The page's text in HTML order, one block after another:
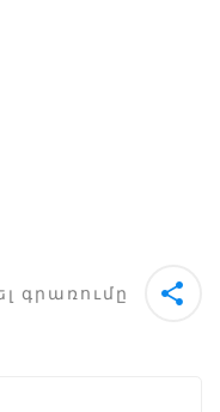
գրառումը